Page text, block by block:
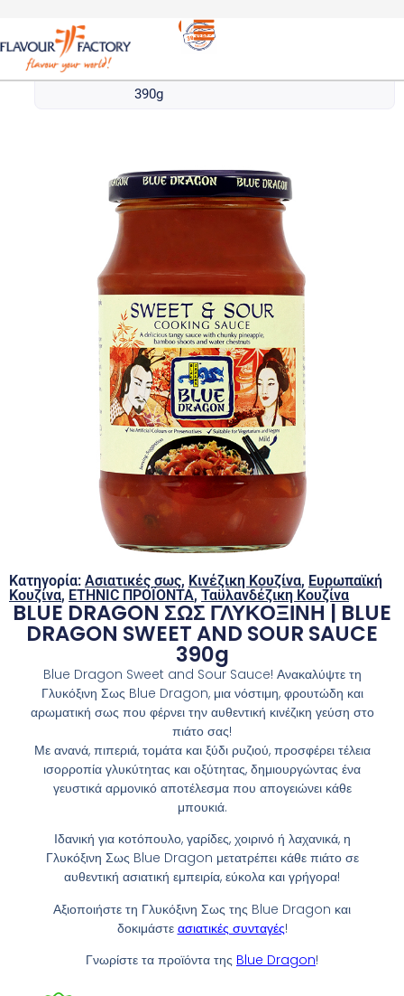
Ασιατικές
σως
/
BLUE DRAGON ΣΩΣ ΓΛΥΚΟΞΙΝΗ | BLUE
390g
Κατηγορία: Ασιατικές σως, Κινέζικη Κουζίνα, Ευρωπαϊκή
Κουζίνα, ETHNIC ΠΡΟΪΟΝΤΑ, Ταϋλανδέζικη Κουζίνα
BLUE DRAGON ΣΩΣ ΓΛΥΚΟΞΙΝΗ | BLUE
DRAGON SWEET AND SOUR SAUCE
390g
Blue Dragon Sweet and Sour Sauce! Ανακαλύψτε τη
Γλυκόξινη Σως Blue Dragon, μια νόστιμη, φρουτώδη και
αρωματική σως που φέρνει την αυθεντική κινέζικη γεύση στο
πιάτο σας!
Με ανανά, πιπεριά, τομάτα και ξύδι ρυζιού, προσφέρει τέλεια
ισορροπία γλυκύτητας και οξύτητας, δημιουργώντας ένα
γευστικά αρμονικό αποτέλεσμα που απογειώνει κάθε
μπουκιά.
Ιδανική για κοτόπουλο, γαρίδες, χοιρινό ή λαχανικά, η
Γλυκόξινη Σως Blue Dragon μετατρέπει κάθε πιάτο σε
αυθεντική ασιατική εμπειρία, εύκολα και γρήγορα!
Αξιοποιήστε τη Γλυκόξινη Σως της Blue Dragon και
δοκιμάστε ασιατικές συνταγές!
Γνωρίστε τα προϊόντα της Blue Dragon!